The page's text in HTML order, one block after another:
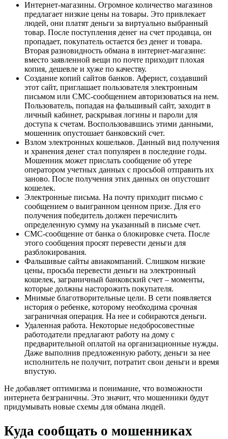
Интернет-магазины. Огромное количество магазинов
предлагает низкие цены на товары. Это привлекает
людей, они платят деньги за виртуально выбранный
товар. После поступления денег на счет продавца, он
пропадает, покупатель остается без денег и товара.
Вторая разновидность обмана в интернет-магазине:
вместо заявленной вещи по почте приходит плохая
копия, дешевле и хуже по качеству.
Создание копий сайтов банков. Аферист, создавший
этот сайт, приглашает пользователя электронным
письмом или СМС-сообщением авторизоваться на нем.
Пользователь, попадая на фальшивый сайт, заходит в
личный кабинет, раскрывая логины и пароли для
доступа к счетам. Воспользовавшись этими данными,
мошенник опустошает банковский счет.
Взлом электронных кошельков. Данный вид получения
и хранения денег стал популярен в последние годы.
Мошенник может прислать сообщение об утере
оператором учетных данных с просьбой отправить их
заново. После получения этих данных он опустошит
кошелек.
Электронные письма. На почту приходит письмо с
сообщением о выигранном ценном призе. Для его
получения победитель должен перечислить
определенную сумму на указанный в письме счет.
СМС-сообщение от банка о блокировке счета. После
этого сообщения просят перевести деньги для
разблокирования.
Фальшивые сайты авиакомпаний. Слишком низкие
цены, просьба перевести деньги на электронный
кошелек, заграничный банковский счет – моменты,
которые должны насторожить покупателя.
Мнимые благотворительные цели. В сети появляется
история о ребенке, которому необходима срочная
заграничная операция. На нее и собираются деньги.
Удаленная работа. Некоторые недобросовестные
работодатели предлагают работу на дому с
предварительной оплатой на организационные нужды.
Даже выполнив предложенную работу, деньги за нее
исполнитель не получит, потратит свои деньги и время
впустую.
Не добавляет оптимизма и понимание, что возможности
интернета безграничны. Это значит, что мошенники будут
придумывать новые схемы для обмана людей.
Куда сообщать о мошенниках